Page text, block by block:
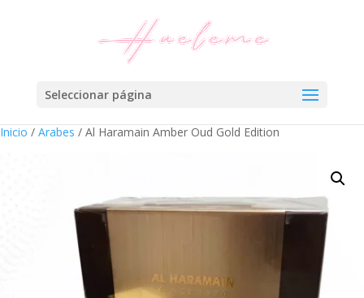
Seleccionar página
Inicio / Arabes / Al Haramain Amber Oud Gold Edition